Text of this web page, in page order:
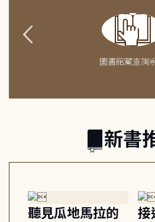
圖書館藏查詢
新書
聽見瓜地馬拉的
接